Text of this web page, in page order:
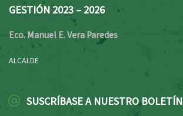
GESTIÓN 2023 – 2026
Eco. Manuel E. Vera Paredes
ALCALDE
SUSCRÍBASE A NUESTRO BOLETÍN